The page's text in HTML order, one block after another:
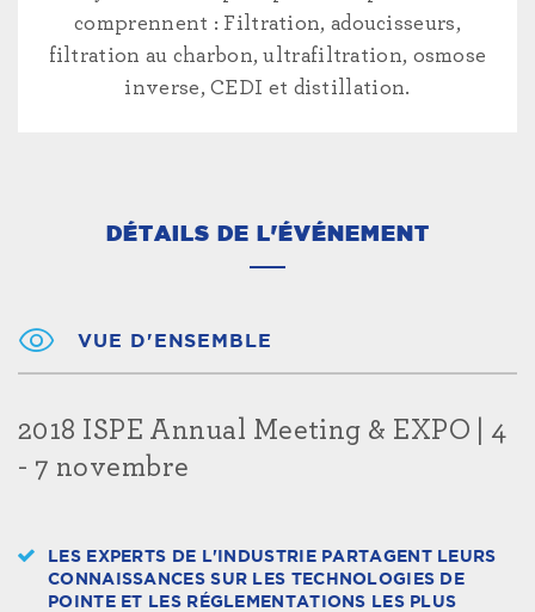
comprennent : Filtration, adoucisseurs,
filtration au charbon, ultrafiltration, osmose
inverse, CEDI et distillation.
DÉTAILS DE L'ÉVÉNEMENT
VUE D'ENSEMBLE
2018 ISPE Annual Meeting & EXPO | 4
- 7 novembre
LES EXPERTS DE L'INDUSTRIE PARTAGENT LEURS
CONNAISSANCES SUR LES TECHNOLOGIES DE
POINTE ET LES RÉGLEMENTATIONS LES PLUS